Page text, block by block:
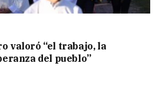
valoró “el trabajo, la
del pueblo”